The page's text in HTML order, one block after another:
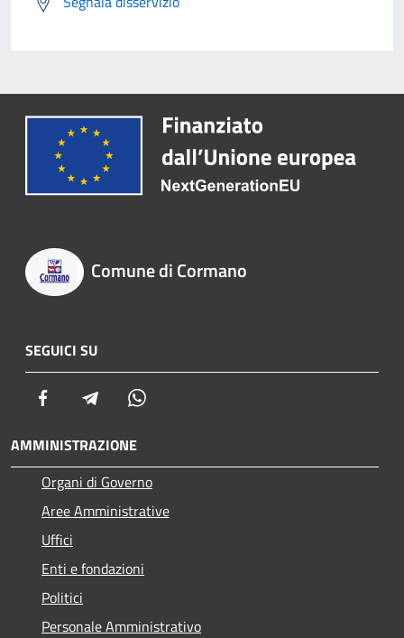
Comune di Cormano
SEGUICI SU
Facebook Telegram
AMMINISTRAZIONE
Organi di Governo
Aree Amministrative
Uffici
Enti e fondazioni
Politici
Personale Amministrativo